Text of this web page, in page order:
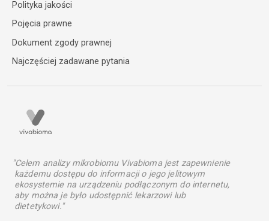
Polityka jakości
Pojęcia prawne
Dokument zgody prawnej
Najczęściej zadawane pytania
"Celem analizy mikrobiomu Vivabioma jest zapewnienie
każdemu dostępu do informacji o jego jelitowym
ekosystemie na urządzeniu podłączonym do internetu,
aby można je było udostępnić lekarzowi lub
dietetykowi."